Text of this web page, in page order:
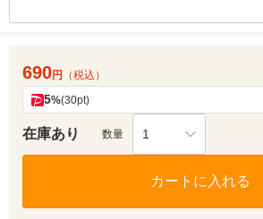
690円 （税込）
5%(30pt)
在庫あり 数量 1
カートに入れる